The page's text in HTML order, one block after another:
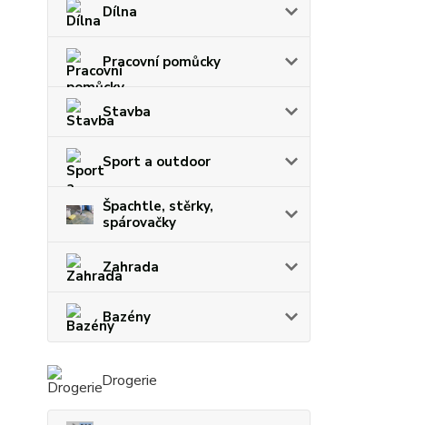
Dílna
Pracovní pomůcky
Stavba
Sport a outdoor
Špachtle, stěrky,
spárovačky
Zahrada
Bazény
Drogerie